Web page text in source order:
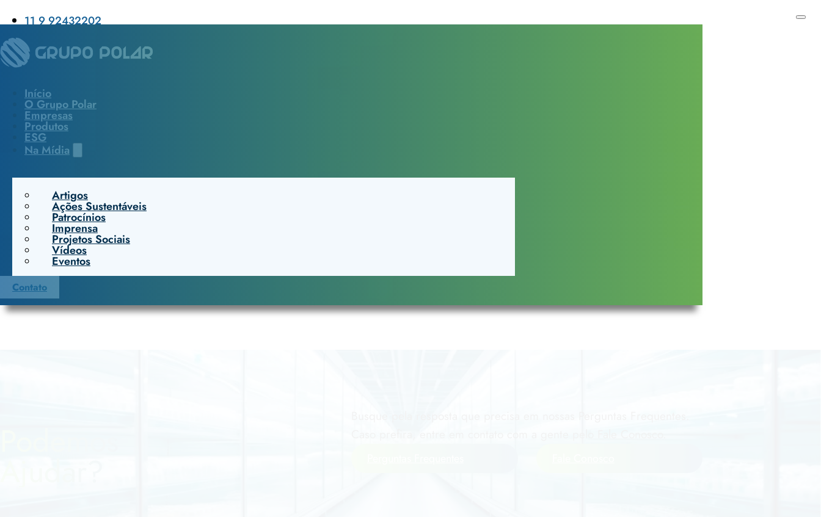
11 9 92432202
vendas@grupopolar.com.br
Início
O Grupo Polar
Empresas
Produtos
ESG
Na Mídia
Artigos
Ações Sustentáveis
Patrocínios
Imprensa
Projetos Sociais
Vídeos
Eventos
Trabalhe Conosco
Contato
Buscar